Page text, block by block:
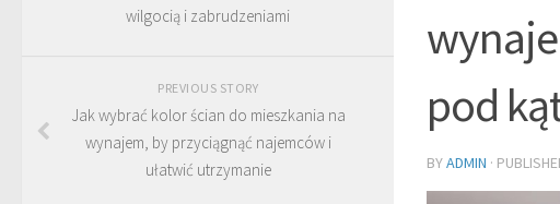
pod
BYADMIN ·
wilgocią i zabrudzeniami
PREVIOUS STORY
Jak wybrać kolor ścian do mieszkania na
wynajem, by przyciągnąć najemców i
ułatwić utrzymanie